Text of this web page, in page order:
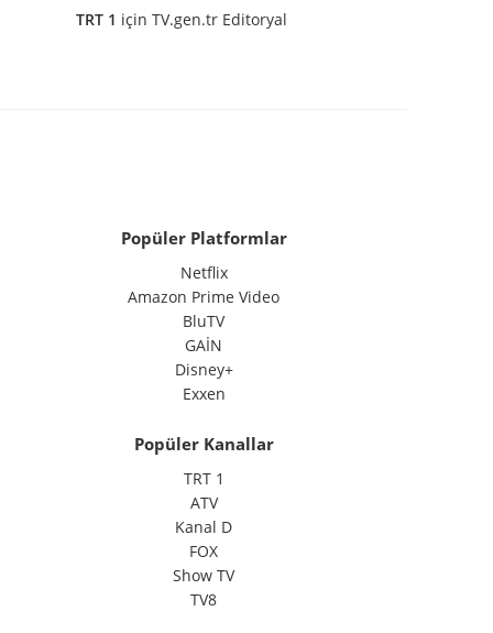
TRT 1 için TV.gen.tr Editoryal
Popüler Platformlar
Netflix
Amazon Prime Video
BluTV
GAİN
Disney+
Exxen
Popüler Kanallar
TRT 1
ATV
Kanal D
FOX
Show TV
TV8